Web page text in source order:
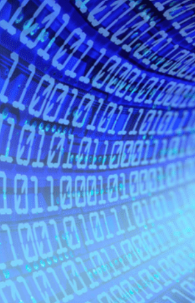
Ljudbok. Den 28 februari.